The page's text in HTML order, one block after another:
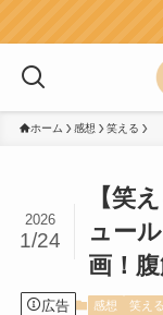
ホーム 感想 笑える
【笑
ュー
画！
2026
1/24
広告 感想 笑える